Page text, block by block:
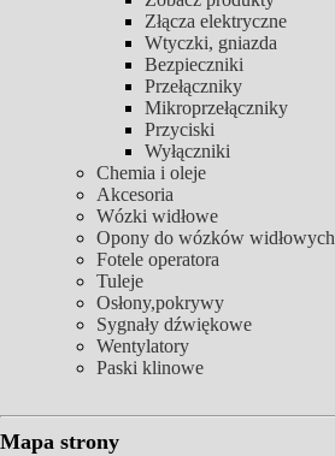
Złącza elektryczne
Wtyczki, gniazda
Bezpieczniki
Przełączniky
Mikroprzełączniky
Przyciski
Wyłączniki
Chemia i oleje
Akcesoria
Wózki widłowe
Opony do wózków widłowych
Fotele operatora
Tuleje
Osłony,pokrywy
Sygnały dźwiękowe
Wentylatory
Paski klinowe
Mapa strony